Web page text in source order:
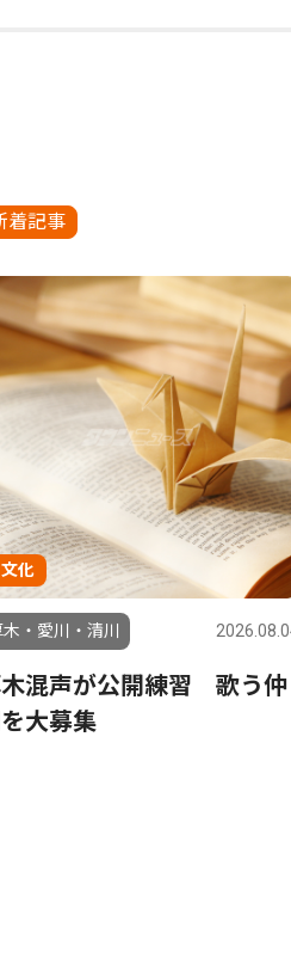
着記事
文化
木・愛川・清川
混声が公開練習 歌う仲
大募集